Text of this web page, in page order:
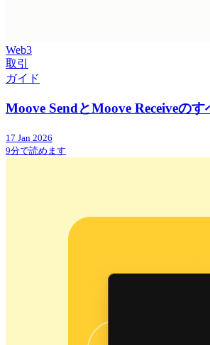
Web3
取引
ガイド
Moove SendとMoove Receiveのす
17 Jan 2026
9分で読めます